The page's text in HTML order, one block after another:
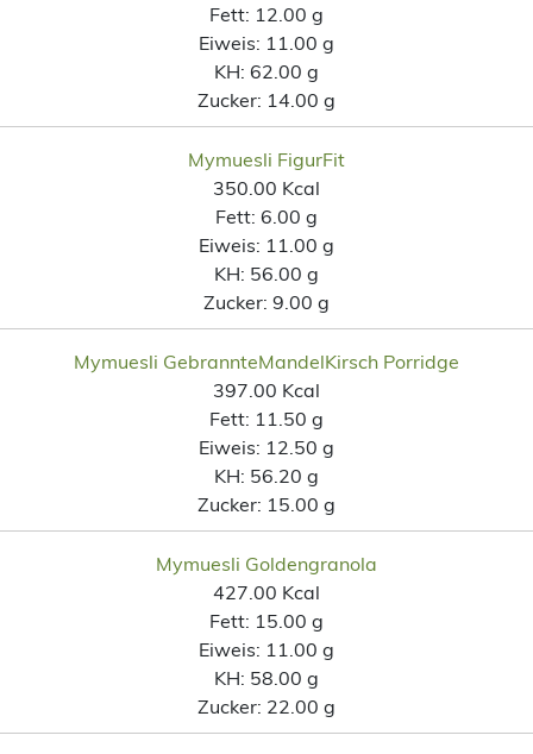
Fett: 12.00 g
Eiweis: 11.00 g
KH: 62.00 g
Zucker: 14.00 g
Mymuesli FigurFit
350.00 Kcal
Fett: 6.00 g
Eiweis: 11.00 g
KH: 56.00 g
Zucker: 9.00 g
Mymuesli GebrannteMandelKirsch Porridge
397.00 Kcal
Fett: 11.50 g
Eiweis: 12.50 g
KH: 56.20 g
Zucker: 15.00 g
Mymuesli Goldengranola
427.00 Kcal
Fett: 15.00 g
Eiweis: 11.00 g
KH: 58.00 g
Zucker: 22.00 g